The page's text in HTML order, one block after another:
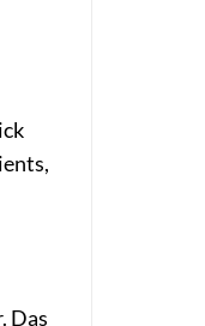
Das